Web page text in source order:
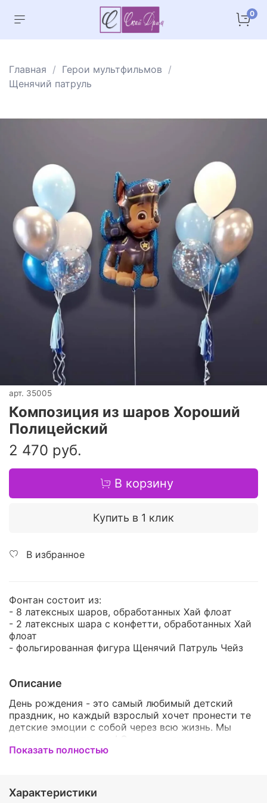
0
Главная
Герои мультфильмов
Щенячий патруль
арт. 35005
Композиция из шаров Хороший
Полицейский
2 470 руб.
В корзину
Купить в 1 клик
В избранное
Фонтан состоит из:
- 8 латексных шаров, обработанных Хай флоат
- 2 латексных шара с конфетти, обработанных Хай
флоат
- фольгированная фигура Щенячий Патруль Чейз
Описание
День рождения - это самый любимый детский
праздник, но каждый взрослый хочет пронести те
детские эмоции с собой через всю жизнь. Мы
красочными и оригинальным наборами, даже
на свете! У нас Вы сможете подобрать шарики на
любой вкус! Они обязательно порадуют
Показать полностью
Характеристики